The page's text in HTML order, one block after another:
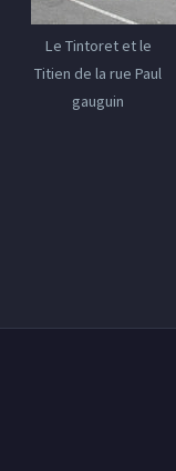
Le Tintoret et le
Titien de la rue Paul
gauguin